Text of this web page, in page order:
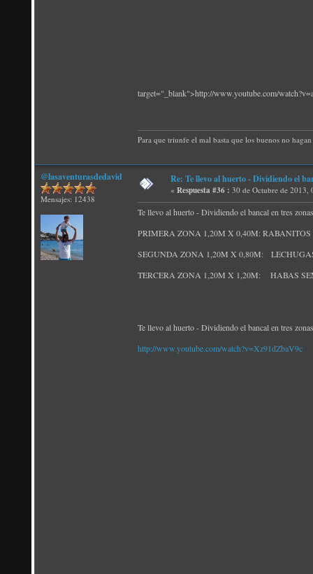
target="_blank">http://www.youtube.com/
Para que triunfe el mal basta que los buenos no
@lasaventurasdedavid
Mensajes: 12438
Re: Te llevo al huerto - Dividiendo el
« Respuesta #36 : 30 de Octubre de 2013,
Te llevo al huerto - Dividiendo el bancal en tres
PRIMERA ZONA 1,20M X 0,40M: RABANITOS
SEGUNDA ZONA 1,20M X 0,80M:
TERCERA ZONA 1,20M X 1,20M: HABAS
Te llevo al huerto - Dividiendo el bancal en tres
http://www.youtube.com/watch?v=Xz91dZbaV9c